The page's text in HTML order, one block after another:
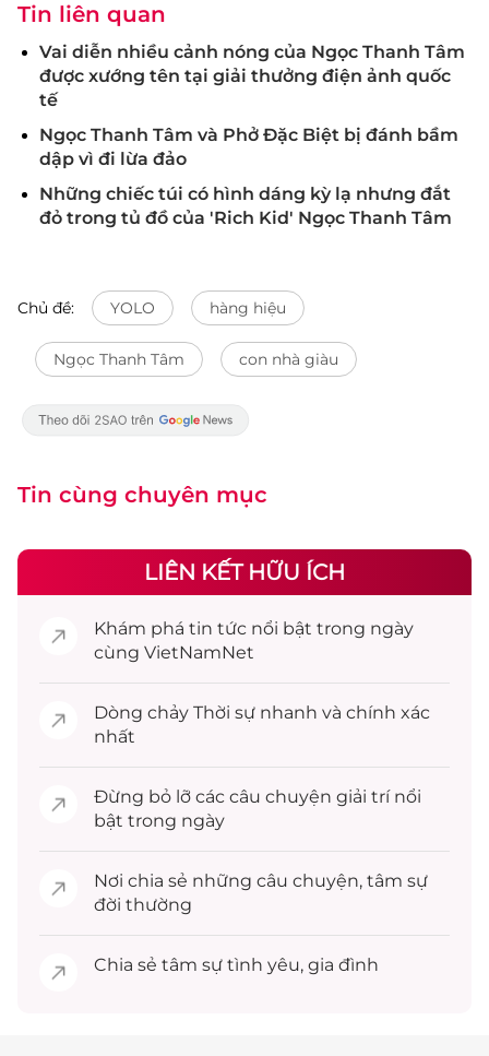
Tin liên quan
Vai diễn nhiều cảnh nóng của Ngọc Thanh Tâm
được xướng tên tại giải thưởng điện ảnh quốc
tế
Ngọc Thanh Tâm và Phở Đặc Biệt bị đánh bầm
dập vì đi lừa đảo
Những chiếc túi có hình dáng kỳ lạ nhưng đắt
đỏ trong tủ đồ của 'Rich Kid' Ngọc Thanh Tâm
Chủ đề: YOLO hàng hiệu
Ngọc Thanh Tâm con nhà giàu
Tin cùng chuyên mục
LIÊN KẾT HỮU ÍCH
Khám phá tin tức nổi bật trong ngày
cùng VietNamNet
Dòng chảy Thời sự nhanh và chính xác
nhất
Đừng bỏ lỡ các câu chuyện giải trínổi
bật trong ngày
Nơi chia sẻ những câu chuyện, tâm sự
đời thường
Chia sẻ tâm sự tình yêu, gia đình